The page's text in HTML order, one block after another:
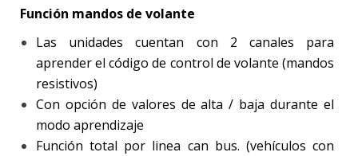
Función mandos de volante
Las unidades cuentan con 2 canales para
aprender el código de control de volante (mandos
resistivos)
Con opción de valores de alta / baja durante el
modo aprendizaje
Función total por linea can bus. (vehículos con